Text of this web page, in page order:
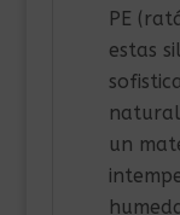
PE
estas
un